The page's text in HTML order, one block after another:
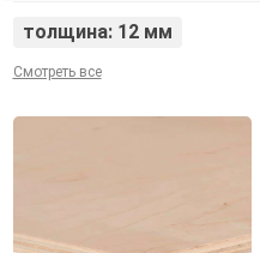
толщина: 12 мм
Смотреть все